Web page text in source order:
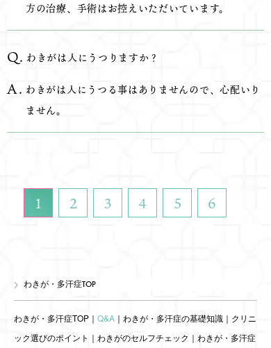
方の治療、手術はお控えいただいています。
わきがは人にうつりますか？
わきがは人にうつる事はありませんので、心配いり
ません。
1 2 3 4 5 6
わきが・多汗症TOP
わきが・多汗症TOP ｜ Q&A ｜ わきが・多汗症の基礎知識 ｜ クリニ
ック選びのポイント ｜ わきがのセルフチェック ｜ わきが・多汗症